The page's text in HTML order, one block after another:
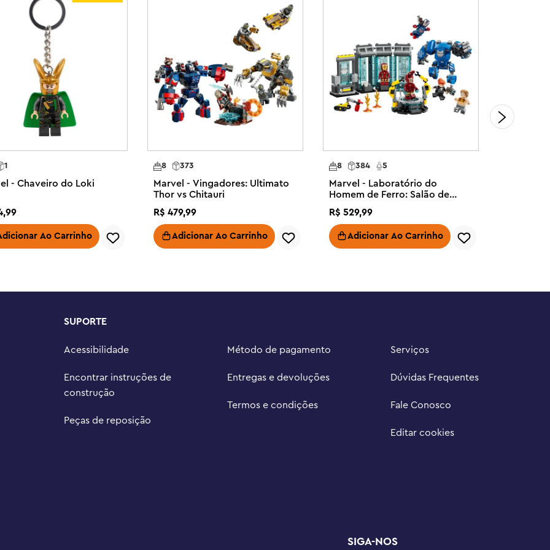
394 peças.
O apartamento de Peter Parker é
de 8 anos que são fãs de
Duende Macabro em seu
Anti-Venom lançando teias e
apertam um botão para fazer
para capturar minifiguras
as crianças que amam
explosiva com este presente
mudança de aventuras
junto com a grande
1
- Chaveiro do Loki
,99
Ao Carrinho
373
8
Marvel - Vingadores: Ultimato
Thor vs Chitauri
R$ 479,99
Adicionar Ao Carrinho
384
8 5
Marvel - Laboratório do
Homem de Ferro: Salão de
R$ 529,99
Adicionar Ao Carrinho
SUPORTE
Acessibilidade
Encontrar instruções de
construção
Peças de reposição
Método de pagamento
Entregas e devoluções
Termos e condições
Serviços
Dúvidas Frequentes
Fale Conosco
Editar cookies
SIGA-NOS